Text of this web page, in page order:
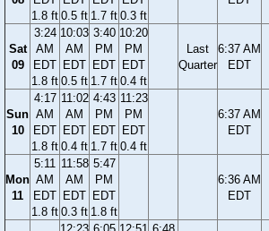
1.8 ft 0.5 ft 1.7 ft 0.3 ft
Sat
09
3:24
AM
EDT
1.8 ft
10:03
AM
EDT
0.5 ft
3:40
PM
EDT
1.7 ft
10:20
PM
EDT
0.4 ft
Last
Quarter
6:37 AM
EDT
Sun
10
4:17
AM
EDT
1.8 ft
11:02
AM
EDT
0.4 ft
4:43
PM
EDT
1.7 ft
11:23
PM
EDT
0.4 ft
6:37 AM
EDT
Mon
11
5:11
AM
EDT
1.8 ft
11:58
AM
EDT
0.3 ft
5:47
PM
EDT
1.8 ft
6:36 AM
EDT